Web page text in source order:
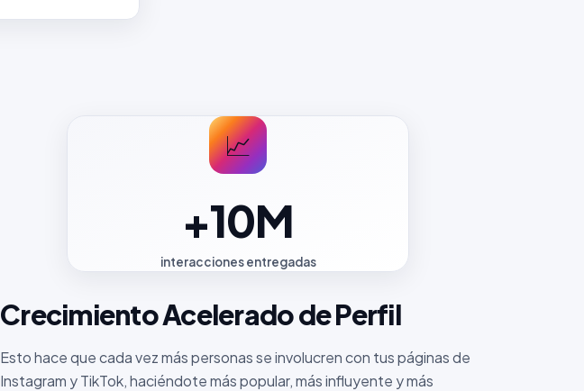
📈
+10M
interacciones entregadas
Crecimiento Acelerado de Perfil
Esto hace que cada vez más personas se involucren con tus páginas de
Instagram y TikTok, haciéndote más popular, más influyente y más